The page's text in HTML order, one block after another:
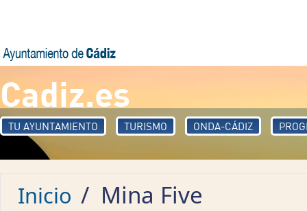
Cadiz.es
TU AYUNTAMIENTO TURISMO ONDA-CÁDIZ
Inicio / Mina Five